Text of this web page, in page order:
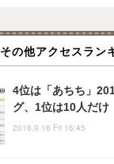
その他アクセスラン
4位は「あちち」
グ、1位は10人だけ
2016.9.16 Fri 16:45